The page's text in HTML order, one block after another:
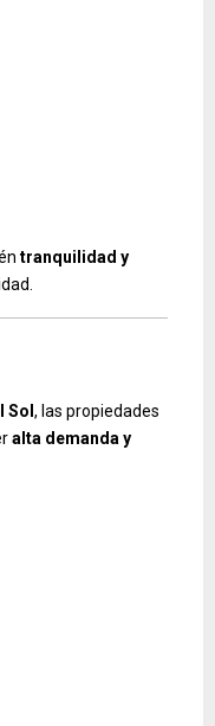
tranquilidad y
Sol , las propiedades
alta demanda y